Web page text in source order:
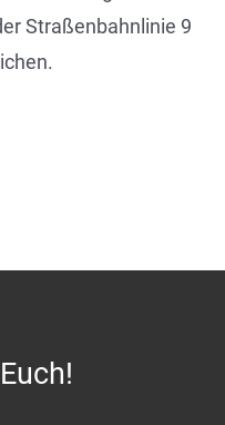
Straßenbahnlinie 9